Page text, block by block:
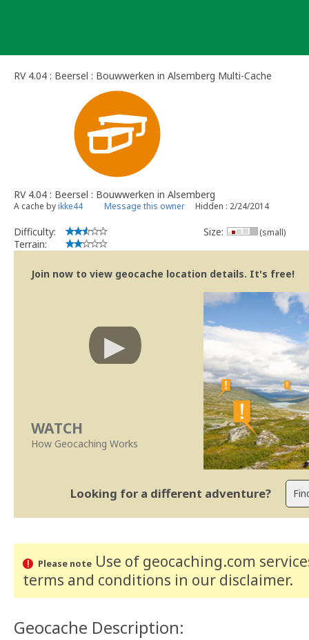
RV 4.04 : Beersel : Bouwwerken in Alsemberg Multi-Cache
RV 4.04 : Beersel : Bouwwerken in Alsemberg
A cache byikke44 Message this owner Hidden : 2/24/2014
Difficulty:
Terrain:
Size: (small)
Join now to view geocache location details. It's free!
WATCH
How Geocaching Works
Looking for a different adventure?
Please noteUse of geocaching.com
terms and conditions in our disclaimer.
Geocache Description: